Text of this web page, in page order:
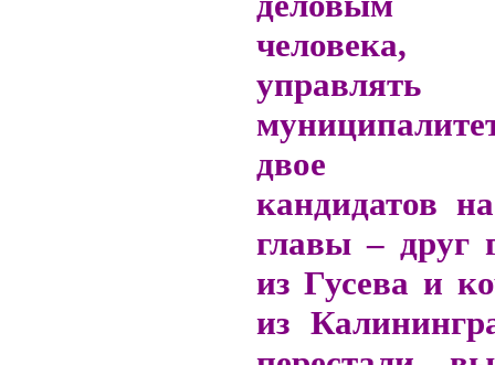
человека,
управлять
двое
кандидатов
главы – друг
из Гусева и
из